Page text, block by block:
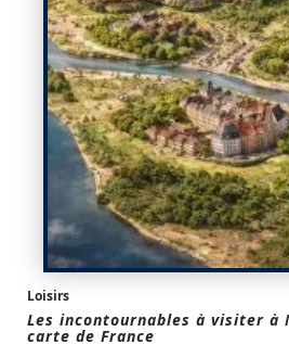
Loisirs
Les incontournables à visiter à
carte de France